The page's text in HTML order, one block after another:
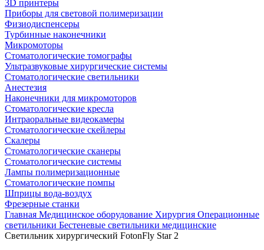
3D принтеры
Приборы для световой полимеризации
Физиодиспенсеры
Турбинные наконечники
Микромоторы
Стоматологические томографы
Ультразвуковые хирургические системы
Стоматологические светильники
Анестезия
Наконечники для микромоторов
Стоматологические кресла
Интраоральные видеокамеры
Стоматологические скейлеры
Скалеры
Стоматологические сканеры
Стоматологические системы
Лампы полимеризационные
Стоматологические помпы
Шприцы вода-воздух
Фрезерные станки
Главная Медицинское оборудование Хирургия Операционные
светильники Бестеневые светильники медицинские
Светильник хирургический FotonFly Star 2